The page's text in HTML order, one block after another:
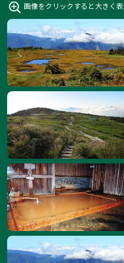
画像をクリックすると大きく